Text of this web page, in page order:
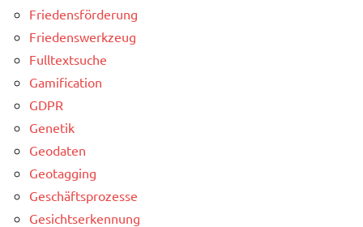
Friedensförderung
Friedenswerkzeug
Fulltextsuche
Gamification
GDPR
Genetik
Geodaten
Geotagging
Geschäftsprozesse
Gesichtserkennung